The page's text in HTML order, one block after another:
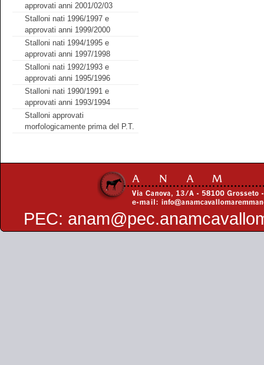
approvati anni 2001/02/03
Stalloni nati 1996/1997 e
approvati anni 1999/2000
Stalloni nati 1994/1995 e
approvati anni 1997/1998
Stalloni nati 1992/1993 e
approvati anni 1995/1996
Stalloni nati 1990/1991 e
approvati anni 1993/1994
Stalloni approvati
morfologicamente prima del P.T.
PEC: